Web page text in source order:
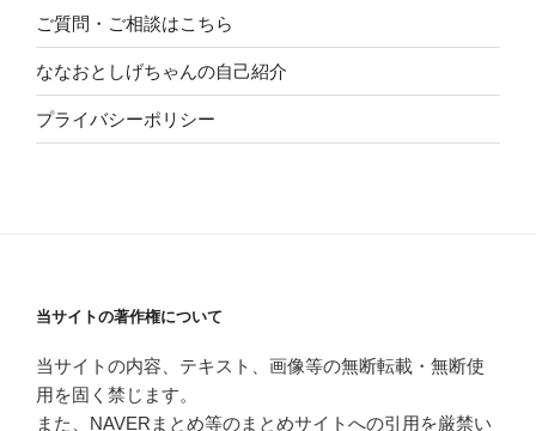
ご質問・ご相談はこちら
ななおとしげちゃんの自己紹介
プライバシーポリシー
当サイトの著作権について
当サイトの内容、テキスト、画像等の無断転載・無断使
用を固く禁じます。
また、NAVERまとめ等のまとめサイトへの引用を厳禁い